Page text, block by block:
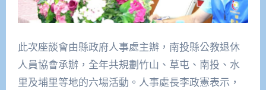
此次座談會由縣政府人事處主辦，南投縣公教退休
人員協會承辦，全年共規劃竹山、草屯、南投、水
里及埔里等地的六場活動。人事處長李政憲表示，